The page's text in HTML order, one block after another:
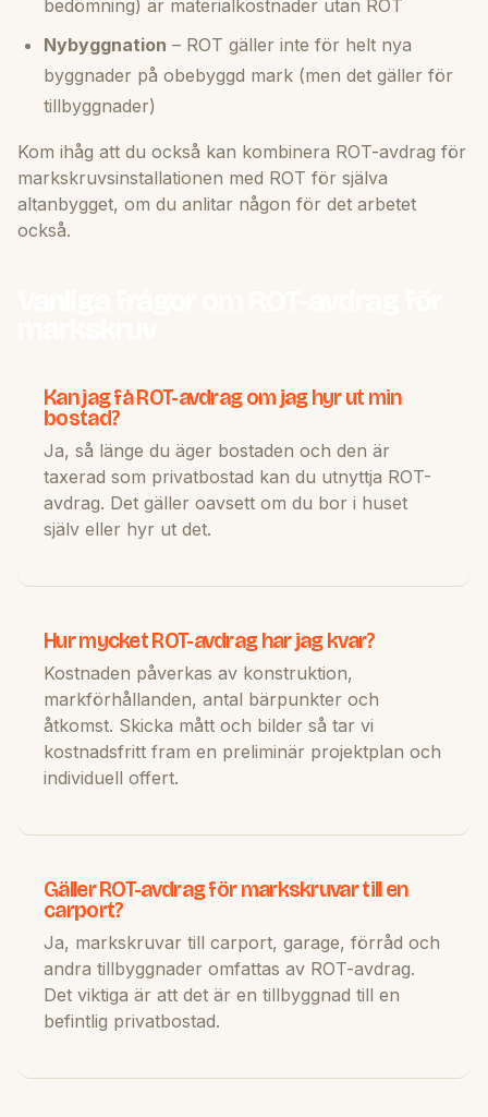
bedömning) är materialkostnader utan ROT
Nybyggnation – ROT gäller inte för helt nya
byggnader på obebyggd mark (men det gäller för
tillbyggnader)
Kom ihåg att du också kan kombinera ROT-avdrag för
markskruvsinstallationen med ROT för själva
altanbygget, om du anlitar någon för det arbetet
också.
Kan jag få ROT-avdrag om jag hyr ut min
bostad?
Ja, så länge du äger bostaden och den är
taxerad som privatbostad kan du utnyttja ROT-
avdrag. Det gäller oavsett om du bor i huset
själv eller hyr ut det.
Hur mycket ROT-avdrag har jag kvar?
Kostnaden påverkas av konstruktion,
markförhållanden, antal bärpunkter och
åtkomst. Skicka mått och bilder så tar vi
kostnadsfritt fram en preliminär projektplan och
individuell offert.
Gäller ROT-avdrag för markskruvar till en
carport?
Ja, markskruvar till carport, garage, förråd och
andra tillbyggnader omfattas av ROT-avdrag.
Det viktiga är att det är en tillbyggnad till en
befintlig privatbostad.